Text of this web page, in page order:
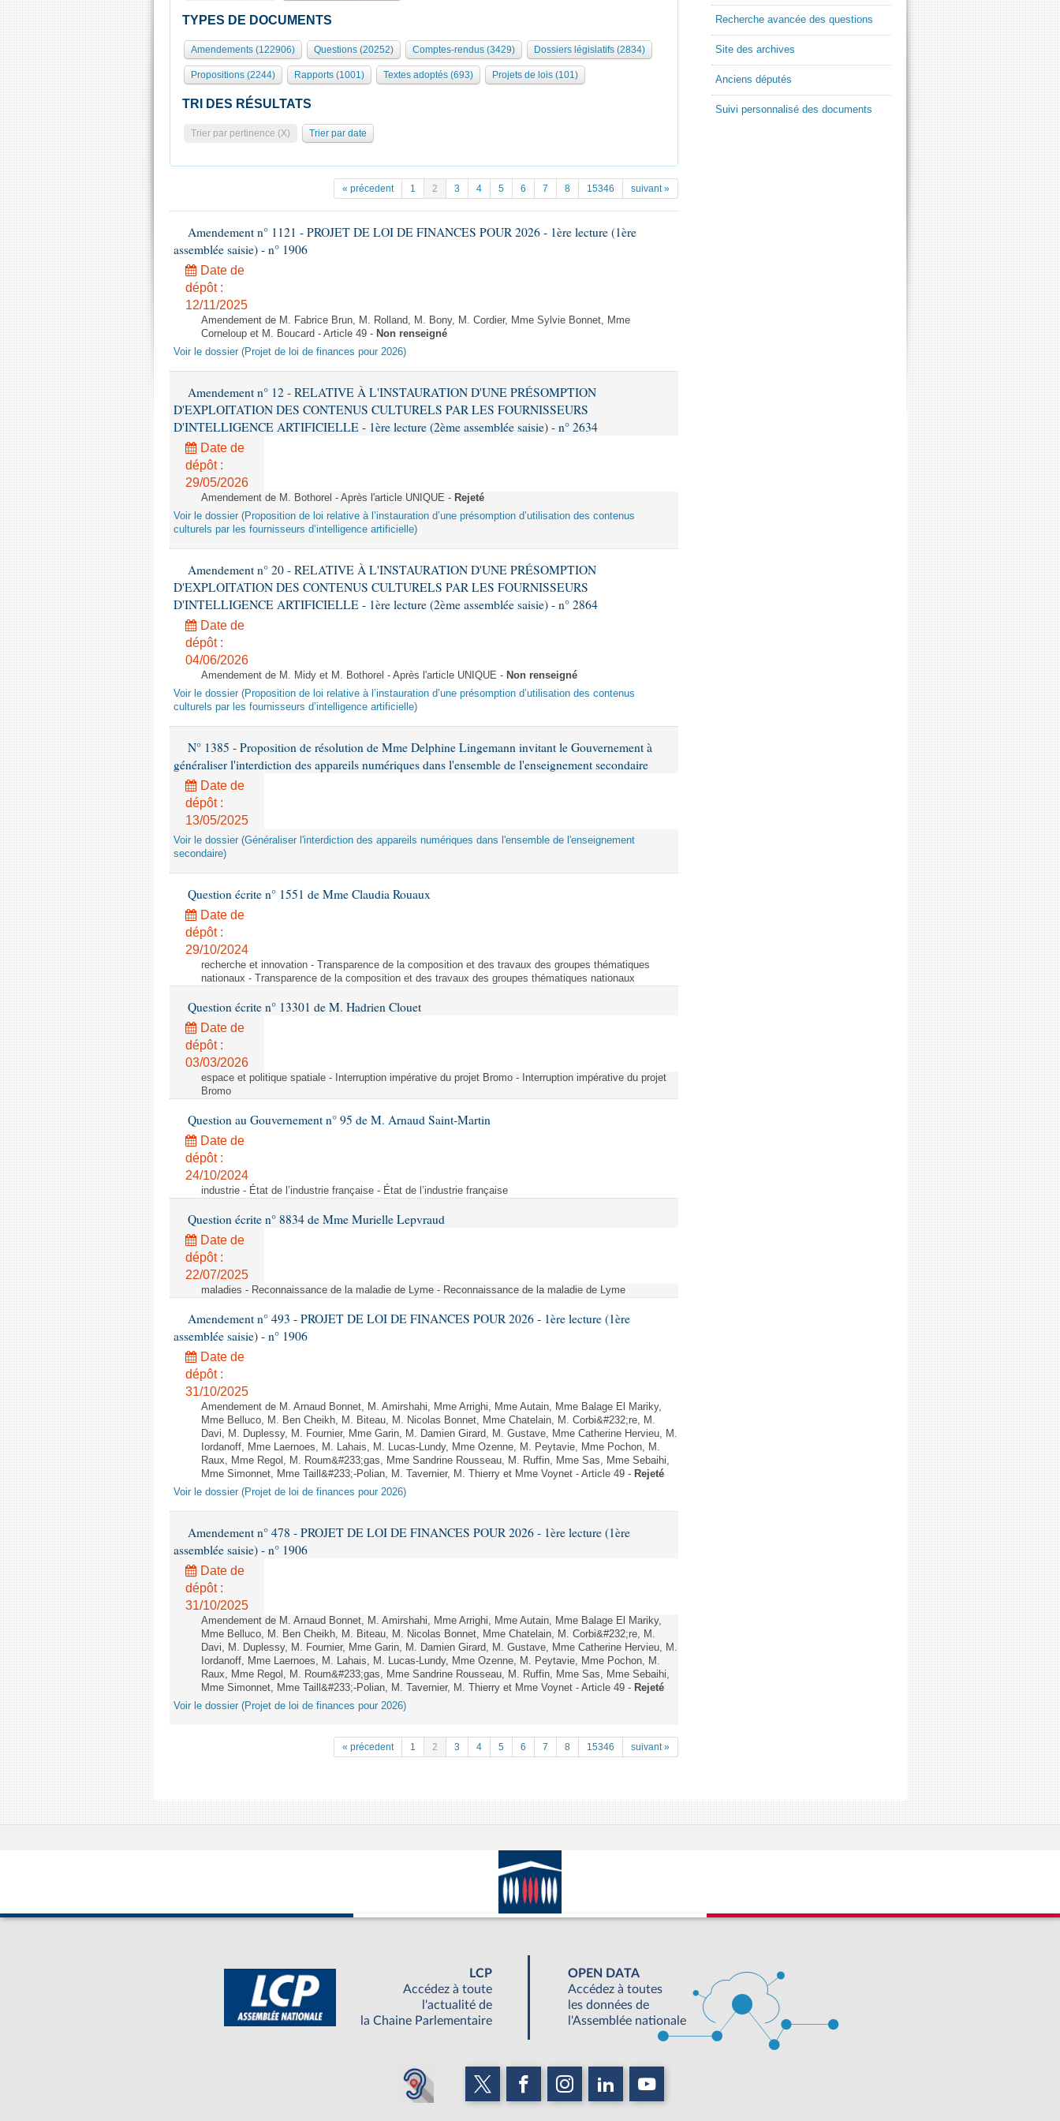
TYPES DE DOCUMENTS
Amendements (122906) Questions (20252) Comptes-rendus (3429) Dossiers législatifs (2834)
Propositions (2244) Rapports (1001) Textes adoptés (693) Projets de lois (101)
TRI DES RÉSULTATS
Trier par pertinence (X) Trier par date
« précedent 1 2 3 4 5 6 7 8 15346 suivant »
Amendement n° 1121 - PROJET DE LOI DE FINANCES POUR 2026 - 1ère lecture (1ère
assemblée saisie) - n° 1906
Date de
dépôt :
12/11/2025
Amendement de M. Fabrice Brun, M. Rolland, M. Bony, M. Cordier, Mme Sylvie Bonnet, Mme
Corneloup et M. Boucard - Article 49 - Non renseigné
Voir le dossier (Projet de loi de finances pour 2026)
Amendement n° 12 - RELATIVE À L'INSTAURATION D'UNE PRÉSOMPTION
D'EXPLOITATION DES CONTENUS CULTURELS PAR LES FOURNISSEURS
D'INTELLIGENCE ARTIFICIELLE - 1ère lecture (2ème assemblée saisie) - n° 2634
Date de
dépôt :
29/05/2026
Amendement de M. Bothorel - Après l'article UNIQUE - Rejeté
Voir le dossier (Proposition de loi relative à l’instauration d’une présomption d’utilisation des contenus
culturels par les fournisseurs d’intelligence artificielle)
Amendement n° 20 - RELATIVE À L'INSTAURATION D'UNE PRÉSOMPTION
D'EXPLOITATION DES CONTENUS CULTURELS PAR LES FOURNISSEURS
D'INTELLIGENCE ARTIFICIELLE - 1ère lecture (2ème assemblée saisie) - n° 2864
Date de
dépôt :
04/06/2026
Amendement de M. Midy et M. Bothorel - Après l'article UNIQUE - Non renseigné
Voir le dossier (Proposition de loi relative à l’instauration d’une présomption d’utilisation des contenus
culturels par les fournisseurs d’intelligence artificielle)
N° 1385 - Proposition de résolution de Mme Delphine Lingemann invitant le Gouvernement à
généraliser l'interdiction des appareils numériques dans l'ensemble de l'enseignement secondaire
Date de
dépôt :
13/05/2025
Voir le dossier (Généraliser l'interdiction des appareils numériques dans l'ensemble de l'enseignement
secondaire)
Question écrite n° 1551 de Mme Claudia Rouaux
Date de
dépôt :
29/10/2024
recherche et innovation - Transparence de la composition et des travaux des groupes thématiques
nationaux - Transparence de la composition et des travaux des groupes thématiques nationaux
Question écrite n° 13301 de M. Hadrien Clouet
Date de
dépôt :
03/03/2026
espace et politique spatiale - Interruption impérative du projet Bromo - Interruption impérative du projet
Bromo
Question au Gouvernement n° 95 de M. Arnaud Saint-Martin
Date de
dépôt :
24/10/2024
industrie - État de l’industrie française - État de l’industrie française
Question écrite n° 8834 de Mme Murielle Lepvraud
Date de
dépôt :
22/07/2025
maladies - Reconnaissance de la maladie de Lyme - Reconnaissance de la maladie de Lyme
Amendement n° 493 - PROJET DE LOI DE FINANCES POUR 2026 - 1ère lecture (1ère
assemblée saisie) - n° 1906
Date de
dépôt :
31/10/2025
Amendement de M. Arnaud Bonnet, M. Amirshahi, Mme Arrighi, Mme Autain, Mme Balage El Mariky,
Mme Belluco, M. Ben Cheikh, M. Biteau, M. Nicolas Bonnet, Mme Chatelain, M. Corbi&#232;re, M.
Davi, M. Duplessy, M. Fournier, Mme Garin, M. Damien Girard, M. Gustave, Mme Catherine Hervieu, M.
Iordanoff, Mme Laernoes, M. Lahais, M. Lucas-Lundy, Mme Ozenne, M. Peytavie, Mme Pochon, M.
Raux, Mme Regol, M. Roum&#233;gas, Mme Sandrine Rousseau, M. Ruffin, Mme Sas, Mme Sebaihi,
Mme Simonnet, Mme Taill&#233;-Polian, M. Tavernier, M. Thierry et Mme Voynet - Article 49 - Rejeté
Voir le dossier (Projet de loi de finances pour 2026)
Amendement n° 478 - PROJET DE LOI DE FINANCES POUR 2026 - 1ère lecture (1ère
assemblée saisie) - n° 1906
Date de
dépôt :
31/10/2025
Amendement de M. Arnaud Bonnet, M. Amirshahi, Mme Arrighi, Mme Autain, Mme Balage El Mariky,
Mme Belluco, M. Ben Cheikh, M. Biteau, M. Nicolas Bonnet, Mme Chatelain, M. Corbi&#232;re, M.
Davi, M. Duplessy, M. Fournier, Mme Garin, M. Damien Girard, M. Gustave, Mme Catherine Hervieu, M.
Iordanoff, Mme Laernoes, M. Lahais, M. Lucas-Lundy, Mme Ozenne, M. Peytavie, Mme Pochon, M.
Raux, Mme Regol, M. Roum&#233;gas, Mme Sandrine Rousseau, M. Ruffin, Mme Sas, Mme Sebaihi,
Mme Simonnet, Mme Taill&#233;-Polian, M. Tavernier, M. Thierry et Mme Voynet - Article 49 - Rejeté
Voir le dossier (Projet de loi de finances pour 2026)
« précedent 1 2 3 4 5 6 7 8 15346 suivant »
Recherche avancée des questions
Site des archives
Anciens députés
Suivi personnalisé des documents
LCP
Accédez à toute
l'actualité de
la Chaine Parlementaire
OPEN DATA
Accédez à toutes
les données de
l'Assemblée nationale